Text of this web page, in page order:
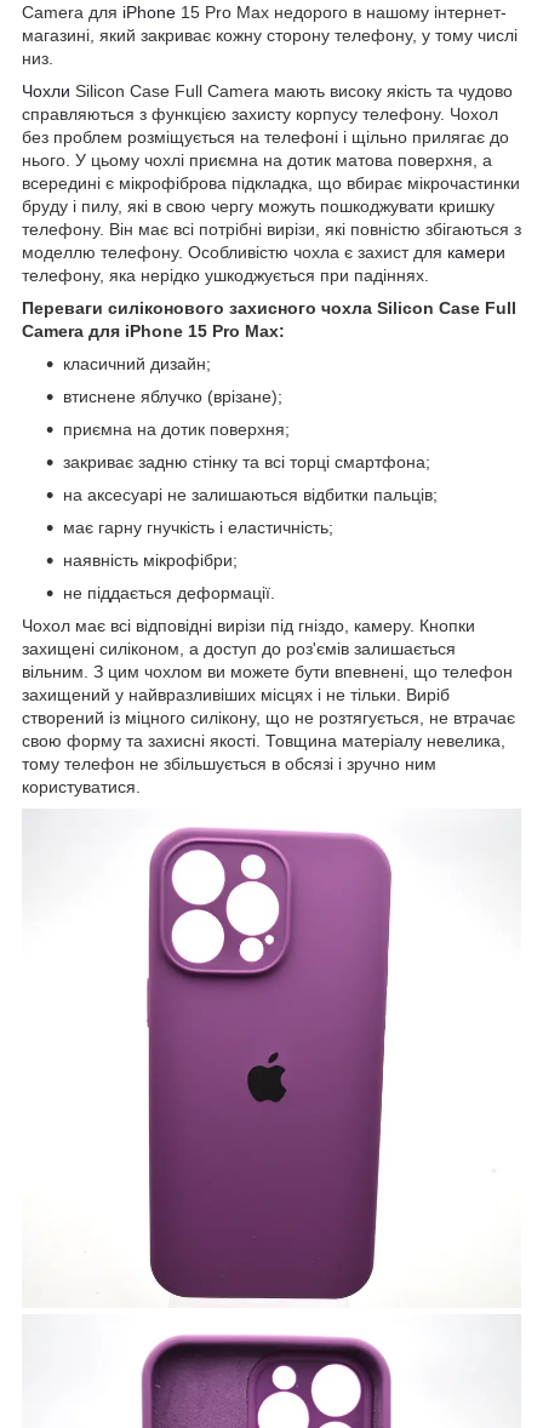
Camera для iPhone 15 Pro Max недорого в нашому інтернет-
магазині, який закриває кожну сторону телефону, у тому числі
низ.
Чохли Silicon Case Full Camera мають високу якість та чудово
справляються з функцією захисту корпусу телефону. Чохол
без проблем розміщується на телефоні і щільно прилягає до
нього. У цьому чохлі приємна на дотик матова поверхня, а
всередині є мікрофіброва підкладка, що вбирає мікрочастинки
бруду і пилу, які в свою чергу можуть пошкоджувати кришку
телефону. Він має всі потрібні вирізи, які повністю збігаються з
моделлю телефону. Особливістю чохла є захист для камери
телефону, яка нерідко ушкоджується при падіннях.
Переваги силіконового захисного чохла Silicon Case Full
Camera для iPhone 15 Pro Max:
класичний дизайн;
втиснене яблучко (врізане);
приємна на дотик поверхня;
закриває задню стінку та всі торці смартфона;
на аксесуарі не залишаються відбитки пальців;
має гарну гнучкість і еластичність;
наявність мікрофібри;
не піддається деформації.
Чохол має всі відповідні вирізи під гніздо, камеру. Кнопки
захищені силіконом, а доступ до роз'ємів залишається
вільним. З цим чохлом ви можете бути впевнені, що телефон
захищений у найвразливіших місцях і не тільки. Виріб
створений із міцного силікону, що не розтягується, не втрачає
свою форму та захисні якості. Товщина матеріалу невелика,
тому телефон не збільшується в обсязі і зручно ним
користуватися.